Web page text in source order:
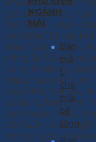
NGÀNH
MÁI
Bản
mã
L
cho
mái
bê
tông
khuấy trộn hỗn
giờ; sau đó lọc,
hết SO42- và pH
dịch BaCl2); sấy
thu được vật liệu
riêng là 152,412
dạng hình cầu,
nhau tạo màng
của RHA. Vật liệu
sử dụng làm chất
dịch nước. Với
độ Cu2+ là 50 mg/l
trong nước khá